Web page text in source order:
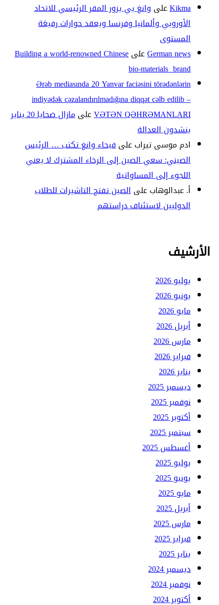
Kikmaعلى وانغ يي يزور المقر الرئيسي للاتحاد
الأوروبي وألمانيا وفرنسا ويعقد حوارات رفيعَة
المستوى
German newsعلىBuilding a world-renowned Chinese
bio-materials brand
Ərəb mediasında 20 Yanvar faciəsini törədənlərin
indiyədək cəzalandırılmadığına diqqət cəlb edilib –
VƏTƏN QƏHRƏMANLARIعلى
مازال ضحايا 20 يناير
ينشدون العدالة
ادم موسى تيرابعلىفيحاء وانغ تكتب … الرئيس
الصيني: سعي الصين إلى الرخاء المشترك لا يعني
اللجوء إلى المساواتية
أ. عبدالوهابعلىالصين تفتح التاشيرات للطلاب
الدوليين لاستئناف دراستهم
الأرشيف
يوليو 2026
يونيو 2026
مايو 2026
أبريل 2026
مارس 2026
فبراير 2026
يناير 2026
ديسمبر 2025
نوفمبر 2025
أكتوبر 2025
سبتمبر 2025
أغسطس 2025
يوليو 2025
يونيو 2025
مايو 2025
أبريل 2025
مارس 2025
فبراير 2025
يناير 2025
ديسمبر 2024
نوفمبر 2024
أكتوبر 2024